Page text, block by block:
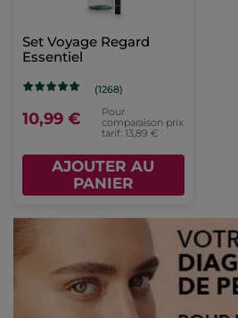
Set Voyage Regard
Essentiel
(1268)
10,99 €
Pour
comparaison prix
tarif: 13,89 €
AJOUTER AU
PANIER